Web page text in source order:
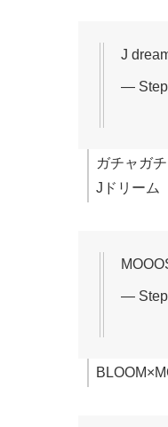
J
—
ガチャガ
Jドリーム
—